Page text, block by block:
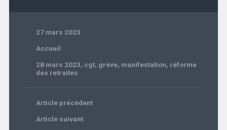
27 mars 2023
Accueil
28 mars 2023, cgt, grève, manifestation, réforme
des retraites
Article précédent
Article suivant